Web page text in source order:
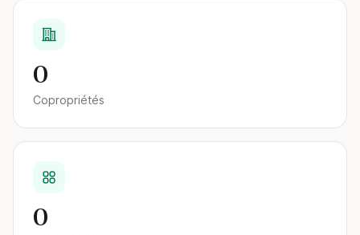
0
Copropriétés
0